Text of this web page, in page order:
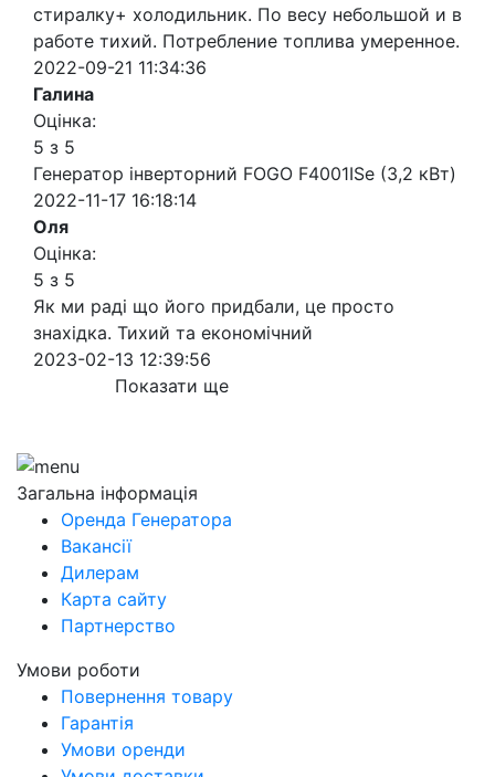
стиралку+ холодильник. По весу небольшой и в
работе тихий. Потребление топлива умеренное.
2022-09-21 11:34:36
Галина
Оцінка:
5 з 5
Генератор інверторний FOGO F4001ISe (3,2 кВт)
2022-11-17 16:18:14
Оля
Оцінка:
5 з 5
Як ми раді що його придбали, це просто
знахідка. Тихий та економічний
2023-02-13 12:39:56
Показати ще
Загальна інформація
Оренда Генератора
Вакансії
Дилерам
Карта сайту
Партнерство
Умови роботи
Повернення товару
Гарантія
Умови оренди